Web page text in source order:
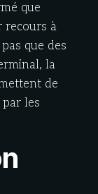
que
recours à
que des
la
de
les